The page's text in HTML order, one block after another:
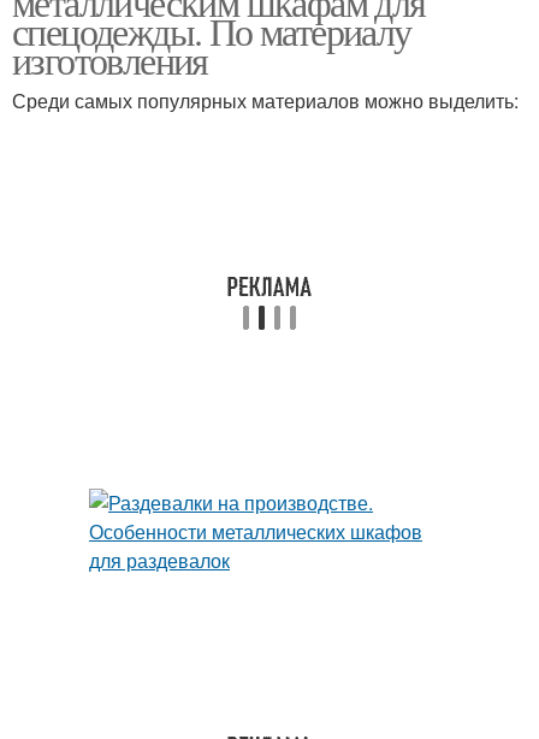
спецодежды. По материалу
изготовления
Среди самых популярных материалов можно выделить: